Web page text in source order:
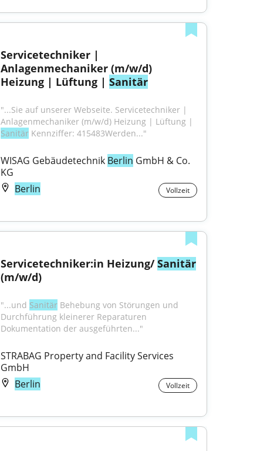
Servicetechniker |
Anlagenmechaniker (m/w/d)
Heizung | Lüftung | Sanitär
"...Sie auf unserer Webseite. Servicetechniker |
Sanitär Kennziffer: 415483Werden..."
WISAG Gebäudetechnik Berlin GmbH & Co.
KG
Berlin
Vollzeit
Servicetechniker:in Heizung/ Sanitär
(m/w/d)
"...und Sanitär Behebung von Störungen und
Durchführung kleinerer Reparaturen
Dokumentation der ausgeführten..."
STRABAG Property and Facility Services
GmbH
Berlin
Vollzeit